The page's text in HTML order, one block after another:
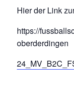
Hier der Link
https://
oberderdingen